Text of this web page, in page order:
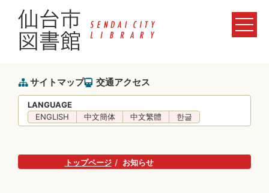
サイトマップ 交通アクセス
LANGUAGE
ENGLISH
中文簡体 中文繁體 한글
トップページ お知らせ